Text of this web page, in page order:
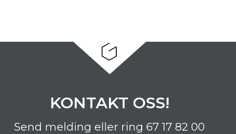
KONTAKT OSS!
Send melding eller ring 67 17 82 00